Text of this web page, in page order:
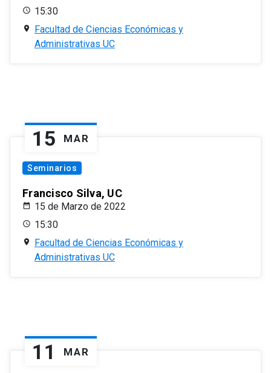
15:30
Facultad de Ciencias Económicas y
Administrativas UC
15 MAR
Seminarios
Francisco Silva, UC
15 de Marzo de 2022
15:30
Facultad de Ciencias Económicas y
Administrativas UC
11 MAR